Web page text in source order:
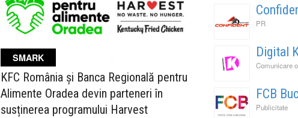
SMARK
KFC România și Banca Regională pentru
Alimente Oradea devin parteneri în
susținerea programului Harvest
PR
Digital
Comunicare
FCB
Publicitate